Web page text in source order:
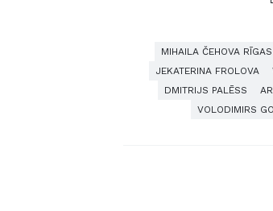
MIHAILA ČEHOVA
JEKATERINA FROLOVA
DMITRIJS PALĒSS
VOLODIMIRS